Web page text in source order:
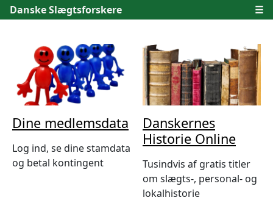
Danske Slægtsforskere ☰
Dine medlemsdata
Log ind, se dine stamdata
og betal kontingent
Danskernes
Historie Online
Tusindvis af gratis titler
om slægts-, personal- og
lokalhistorie